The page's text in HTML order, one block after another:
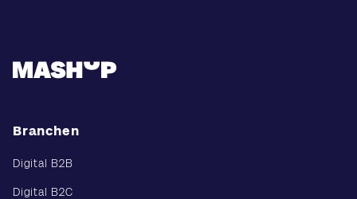
Branchen
Digital B2B
Digital B2C